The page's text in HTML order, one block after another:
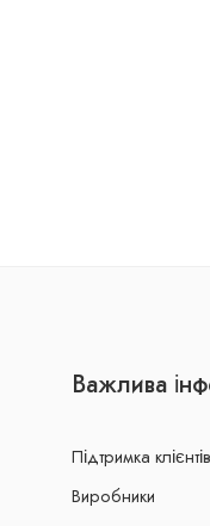
Важлива
Підтримка клієнтів
Виробники